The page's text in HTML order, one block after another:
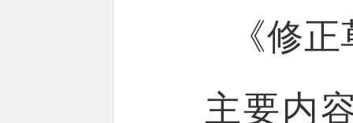
《修
主要内